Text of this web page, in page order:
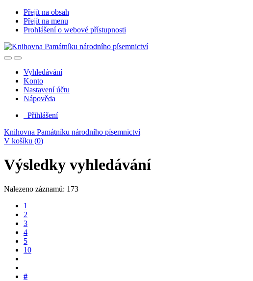
Přejít na obsah
Přejít na menu
Prohlášení o webové přístupnosti
Vyhledávání
Konto
Nastavení účtu
Nápověda
Přihlášení
Knihovna Památníku národního písemnictví
V košíku (0)
Výsledky vyhledávání
Nalezeno záznamů: 173
1
2
3
4
5
10
#